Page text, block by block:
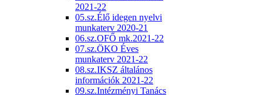
2021-22
05.sz.Élő idegen nyelvi
munkaterv 2020-21
06.sz.OFŐ mk.2021-22
07.sz.ÖKO Éves
munkaterv 2021-22
08.sz.IKSZ általános
információk 2021-22
09.sz.Intézményi Tanács